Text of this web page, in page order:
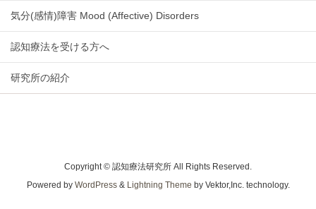
気分(感情)障害 Mood (Affective) Disorders
認知療法を受ける方へ
研究所の紹介
Copyright © 認知療法研究所 All Rights Reserved.
Powered by WordPress& Lightning Theme by Vektor,Inc. technology.